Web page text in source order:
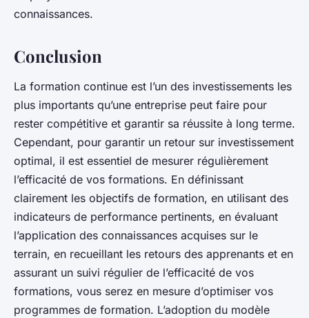
connaissances.
Conclusion
La formation continue est l’un des investissements les
plus importants qu’une entreprise peut faire pour
rester compétitive et garantir sa réussite à long terme.
Cependant, pour garantir un retour sur investissement
optimal, il est essentiel de mesurer régulièrement
l’efficacité de vos formations. En définissant
clairement les objectifs de formation, en utilisant des
indicateurs de performance pertinents, en évaluant
l’application des connaissances acquises sur le
terrain, en recueillant les retours des apprenants et en
assurant un suivi régulier de l’efficacité de vos
formations, vous serez en mesure d’optimiser vos
programmes de formation. L’adoption du modèle